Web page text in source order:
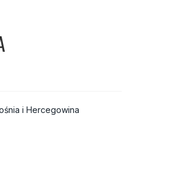
i Hercegowina